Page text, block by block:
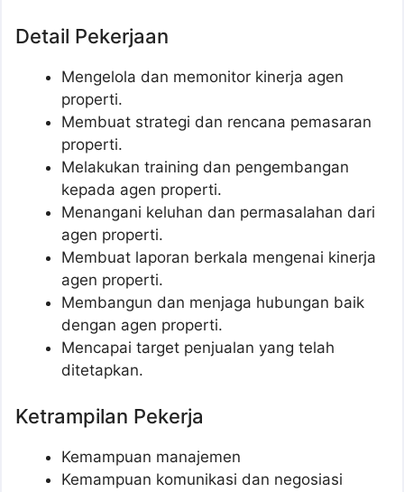
Detail Pekerjaan
Mengelola dan memonitor kinerja agen
properti.
Membuat strategi dan rencana pemasaran
properti.
Melakukan training dan pengembangan
kepada agen properti.
Menangani keluhan dan permasalahan dari
agen properti.
Membuat laporan berkala mengenai kinerja
agen properti.
Membangun dan menjaga hubungan baik
dengan agen properti.
Mencapai target penjualan yang telah
ditetapkan.
Ketrampilan Pekerja
Kemampuan manajemen
Kemampuan komunikasi dan negosiasi